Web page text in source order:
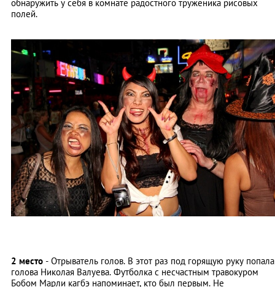
обнаружить у себя в комнате радостного труженика рисовых
полей.
2 место - Отрыватель голов. В этот раз под горящую руку попала
голова Николая Валуева. Футболка с несчастным травокуром
Бобом Марли кагбэ напоминает, кто был первым. Не